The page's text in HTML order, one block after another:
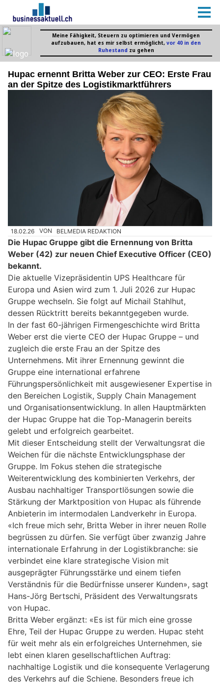
Hupac ernennt Britta Weber zur CEO: Erste Frau
an der Spitze des Logistikmarktführers
18.02.26 VON BELMEDIA REDAKTION
Die Hupac Gruppe gibt die Ernennung von Britta
Weber (42) zur neuen Chief Executive Officer (CEO)
bekannt.
Die aktuelle Vizepräsidentin UPS Healthcare für
Europa und Asien wird zum 1. Juli 2026 zur Hupac
Gruppe wechseln. Sie folgt auf Michail Stahlhut,
dessen Rücktritt bereits bekanntgegeben wurde.
In der fast 60-jährigen Firmengeschichte wird Britta
Weber erst die vierte CEO der Hupac Gruppe – und
zugleich die erste Frau an der Spitze des
Unternehmens. Mit ihrer Ernennung gewinnt die
Gruppe eine international erfahrene
Führungspersönlichkeit mit ausgewiesener Expertise in
den Bereichen Logistik, Supply Chain Management
und Organisationsentwicklung. In allen Hauptmärkten
der Hupac Gruppe hat die Top-Managerin bereits
gelebt und erfolgreich gearbeitet.
Mit dieser Entscheidung stellt der Verwaltungsrat die
Weichen für die nächste Entwicklungsphase der
Gruppe. Im Fokus stehen die strategische
Weiterentwicklung des kombinierten Verkehrs, der
Ausbau nachhaltiger Transportlösungen sowie die
Stärkung der Marktposition von Hupac als führende
Anbieterin im intermodalen Landverkehr in Europa.
«Ich freue mich sehr, Britta Weber in ihrer neuen Rolle
begrüssen zu dürfen. Sie verfügt über zwanzig Jahre
internationale Erfahrung in der Logistikbranche: sie
verbindet eine klare strategische Vision mit
ausgeprägter Führungsstärke und einem tiefen
Verständnis für die Bedürfnisse unserer Kunden», sagt
Hans-Jörg Bertschi, Präsident des Verwaltungsrats
von Hupac.
Britta Weber ergänzt: «Es ist für mich eine grosse
Ehre, Teil der Hupac Gruppe zu werden. Hupac steht
für weit mehr als ein erfolgreiches Unternehmen, sie
lebt einen klaren gesellschaftlichen Auftrag:
nachhaltige Logistik und die konsequente Verlagerung
des Verkehrs auf die Schiene. Besonders freue ich